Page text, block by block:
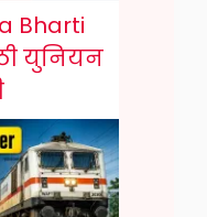
Bharti
युनियन